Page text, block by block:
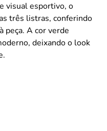
visual esportivo, o
três listras, conferindo
peça. A cor verde
deixando o look